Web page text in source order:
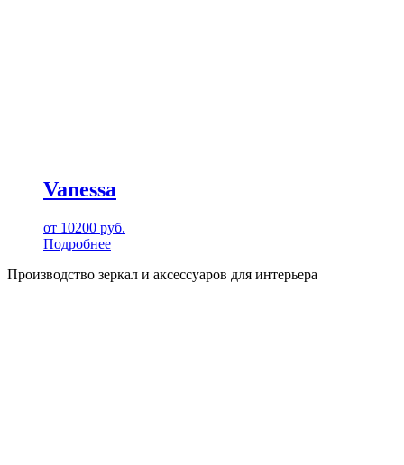
Vanessa
от 10200 руб.
Подробнее
Производство зеркал и аксессуаров для интерьера